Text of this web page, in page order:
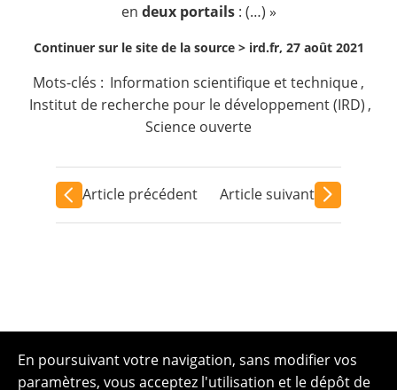
en deux portails : (…) »
Continuer sur le site de la source > ird.fr, 27 août 2021
Mots-clés : Information scientifique et technique,
Institut de recherche pour le développement (IRD) ,
Science ouverte
Article précédent Article suivant
En poursuivant votre navigation, sans modifier vos
paramètres, vous acceptez l'utilisation et le dépôt de